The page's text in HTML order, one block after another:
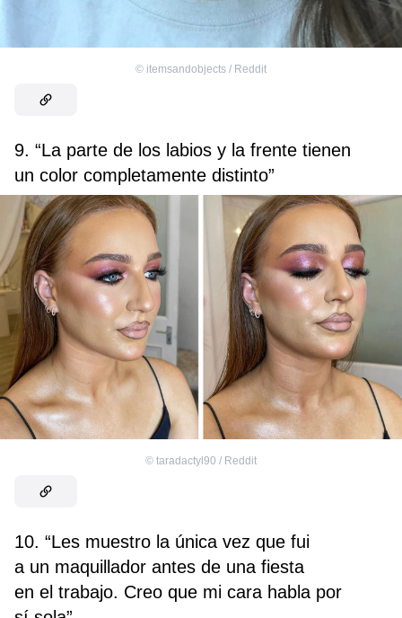
© itemsandobjects / Reddit
9. “La parte de los labios y la frente tienen
un color completamente distinto”
© taradactyl90 / Reddit
10. “Les muestro la única vez que fui
a un maquillador antes de una fiesta
en el trabajo. Creo que mi cara habla por